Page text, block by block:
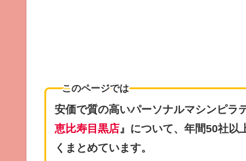
このページでは
安価で質の高いパーソナルマシンピラ
恵比寿目黒店 』について、年間50社以
くまとめています。